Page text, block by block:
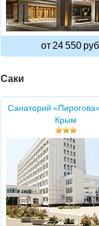
от 24 550
Саки
Санаторий
Крым